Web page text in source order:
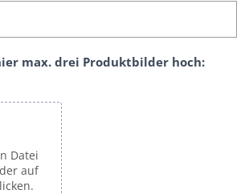
max. drei Produktbilder hoch:
Datei
auf